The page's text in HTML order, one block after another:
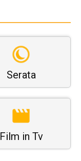
Serata
Film in Tv